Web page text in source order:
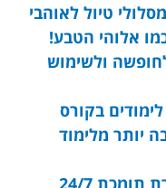
טיול לאוהבי
אלוהי הטבע!
ולשימוש
בקורס
יותר מלימוד
בטיול בלי דאגות? כך מסגרת תומכת 24/7